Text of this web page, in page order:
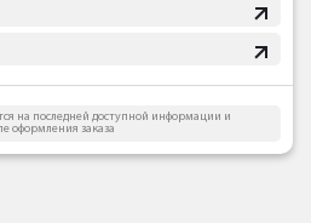
на последней доступной информации и
оформления заказа